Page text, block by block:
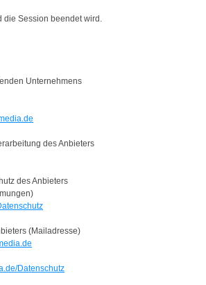
Session beendet wird.
Unternehmens
des Anbieters
des Anbieters
(Mailadresse)
Datenschutz